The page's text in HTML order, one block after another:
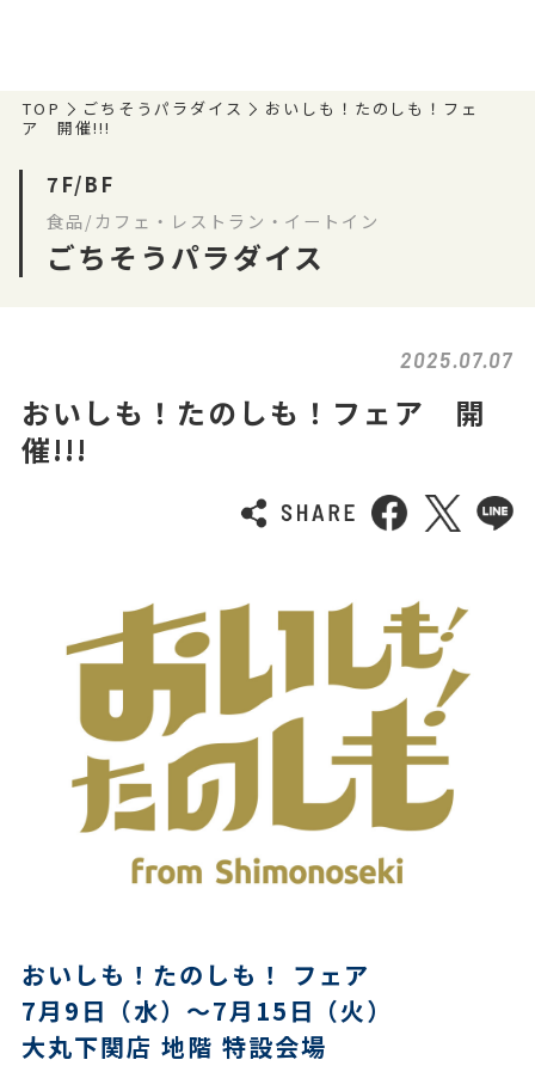
TOP ごちそうパラダイス
おいしも！たのしも！フェ
ア 開催!!!
7F/BF
食品/カフェ・レストラン・イートイン
ごちそうパラダイス
2025.07.07
おいしも！たのしも！フェア 開
催!!!
おいしも！たのしも！ フェア
7月9日（水）～7月15日（火）
大丸下関店 地階 特設会場